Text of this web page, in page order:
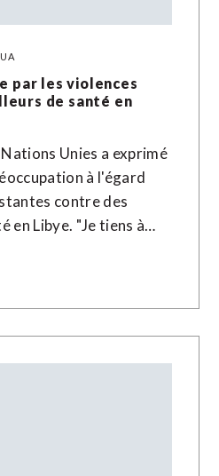
par les violences
de santé en
Unies a exprimé
à l'égard
contre des
en Libye. "Je tiens à…